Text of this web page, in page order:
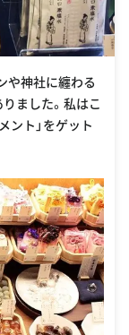
や神社に纏わる
ました。私はこ
ント」をゲット